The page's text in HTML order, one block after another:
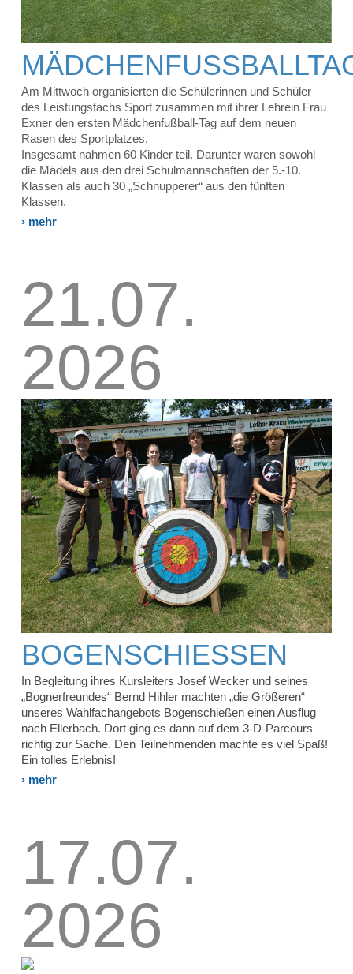
MÄDCHENFUSSBALLTAG
Am Mittwoch organisierten die Schülerinnen und Schüler
des Leistungsfachs Sport zusammen mit ihrer Lehrein Frau
Exner den ersten Mädchenfußball-Tag auf dem neuen
Rasen des Sportplatzes.
Insgesamt nahmen 60 Kinder teil. Darunter waren sowohl
die Mädels aus den drei Schulmannschaften der 5.-10.
Klassen als auch 30 „Schnupperer“ aus den fünften
Klassen.
› mehr
21.07.
2026
BOGENSCHIESSEN
In Begleitung ihres Kursleiters Josef Wecker und seines
„Bognerfreundes“ Bernd Hihler machten „die Größeren“
unseres Wahlfachangebots Bogenschießen einen Ausflug
nach Ellerbach. Dort ging es dann auf dem 3-D-Parcours
richtig zur Sache. Den Teilnehmenden machte es viel Spaß!
Ein tolles Erlebnis!
› mehr
17.07.
2026